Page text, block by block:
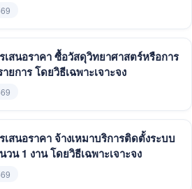
สนอราคา ซื้อวัสดุวิทยาศาสตร์หรือการ
ยการ โดยวิธีเฉพาะเจาะจง
สนอราคา จ้างเหมาบริการติดตั้งระบบ
น 1 งาน โดยวิธีเฉพาะเจาะจง